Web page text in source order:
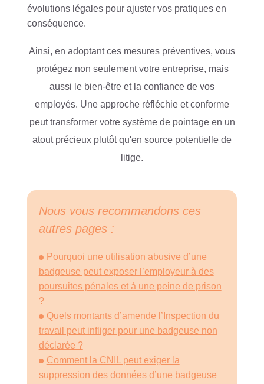
évolutions légales pour ajuster vos pratiques en
conséquence.
Ainsi, en adoptant ces mesures préventives, vous
protégez non seulement votre entreprise, mais
aussi le bien-être et la confiance de vos
employés. Une approche réfléchie et conforme
peut transformer votre système de pointage en un
atout précieux plutôt qu'en source potentielle de
litige.
Nous vous recommandons ces
autres pages :
Pourquoi une utilisation abusive d’une
badgeuse peut exposer l’employeur à des
poursuites pénales et à une peine de prison
?
Quels montants d’amende l’Inspection du
travail peut infliger pour une badgeuse non
déclarée ?
Comment la CNIL peut exiger la
suppression des données d’une badgeuse